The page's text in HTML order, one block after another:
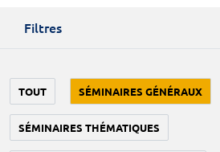
Filtres
TOUT SÉMINAIRES GÉNÉRAUX
SÉMINAIRES THÉMATIQUES